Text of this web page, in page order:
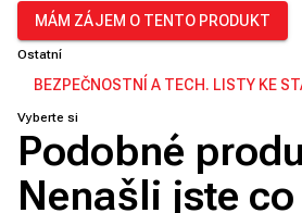
MÁM ZÁJEM O TENTO PRODUKT
Ostatní
BEZPEČNOSTNÍ A TECH. LISTY KE
Vyberte si
Podobné
Nenašli jste